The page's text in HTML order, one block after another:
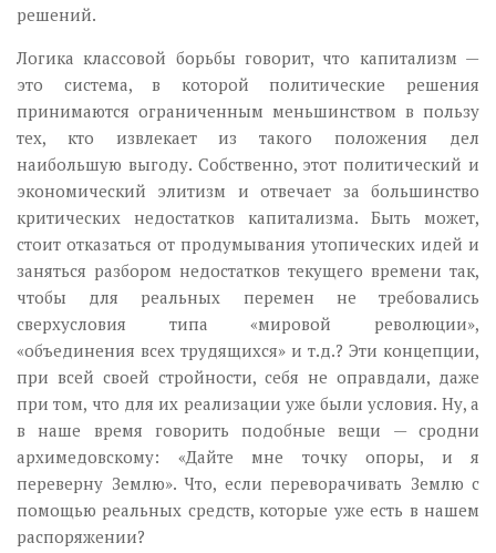
решений.
Логика классовой борьбы говорит, что капитализм —
это система, в которой политические решения
принимаются ограниченным меньшинством в пользу
тех, кто извлекает из такого положения дел
наибольшую выгоду. Собственно, этот политический и
экономический элитизм и отвечает за большинство
критических недостатков капитализма. Быть может,
стоит отказаться от продумывания утопических идей и
заняться разбором недостатков текущего времени так,
чтобы для реальных перемен не требовались
сверхусловия типа «мировой революции»,
«объединения всех трудящихся» и т.д.? Эти концепции,
при всей своей стройности, себя не оправдали, даже
при том, что для их реализации уже были условия. Ну, а
в наше время говорить подобные вещи — сродни
архимедовскому: «Дайте мне точку опоры, и я
переверну Землю». Что, если переворачивать Землю с
помощью реальных средств, которые уже есть в нашем
распоряжении?